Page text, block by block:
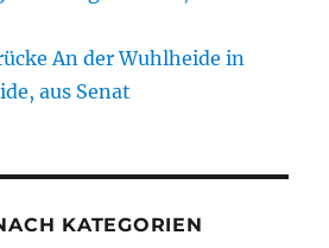
An der Wuhlheide in
aus Senat
KATEGORIEN